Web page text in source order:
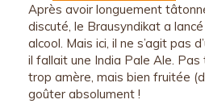
Après avoir longuement
discuté, le Brausyndikat a
alcool. Mais ici, il ne s’agit pas
il fallait une India Pale Ale. Pas
trop amère, mais bien fruitée
goûter absolument !